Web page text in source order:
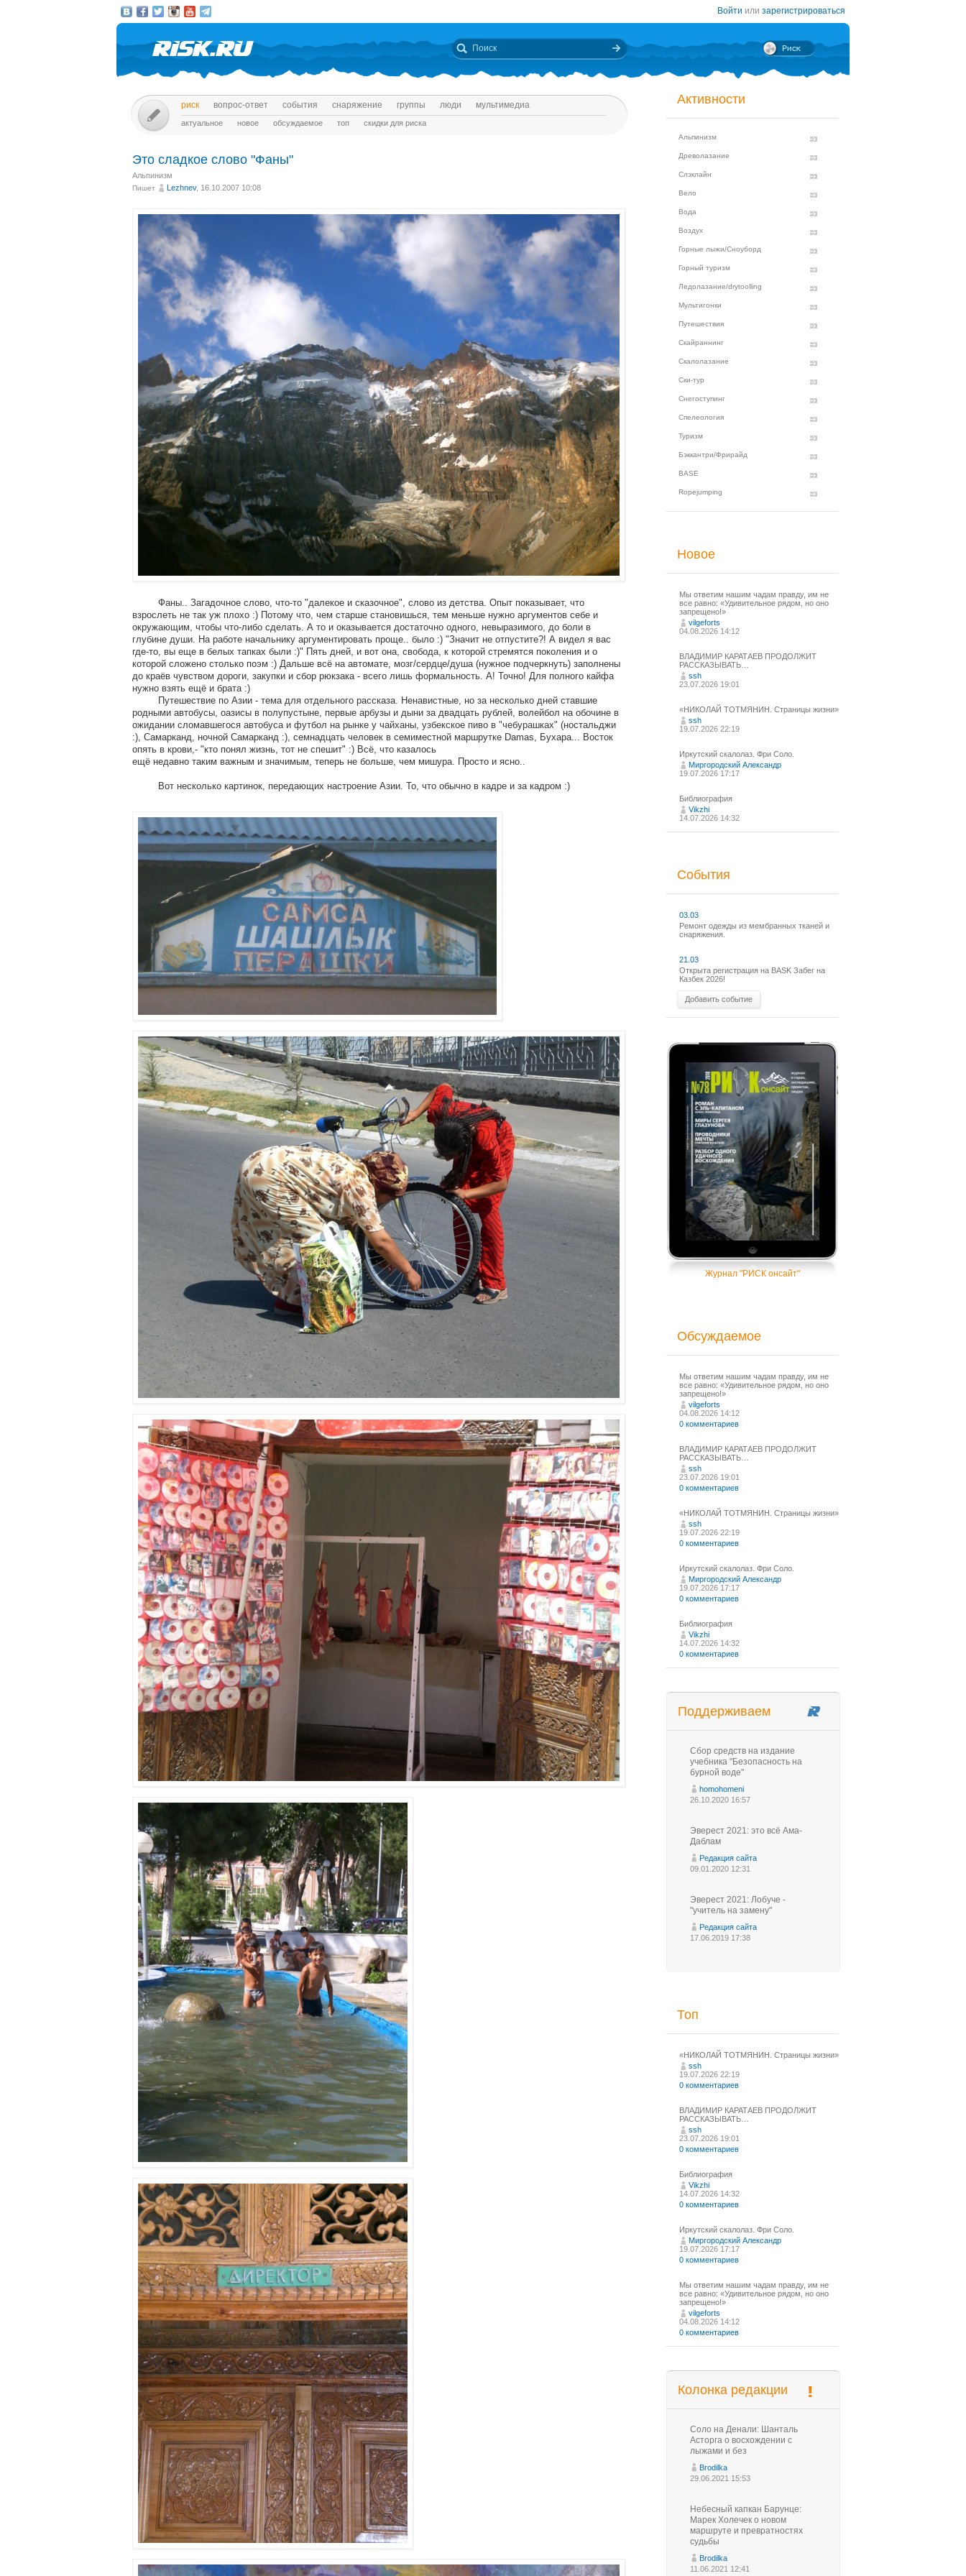
Войти или зарегистрироваться
риск вопрос-ответ события снаряжение группы люди мультимедиа
актуальное новое обсуждаемое топ скидки для риска
Это сладкое слово "Фаны"
Альпинизм
Пишет Lezhnev, 16.10.2007 10:08
Фаны.. Загадочное слово, что-то "далекое и сказочное", слово из детства. Опыт показывает, что
взрослеть не так уж плохо :) Потому что, чем старше становишься, тем меньше нужно аргументов себе и
окружающим, чтобы что-либо сделать. А то и оказывается достаточно одного, невыразимого, до боли в
глубине души. На работе начальнику аргументировать проще.. было :) "Значит не отпустите?! А видел я вас
где-то, вы еще в белых тапках были :)" Пять дней, и вот она, свобода, к которой стремятся поколения и о
которой сложено столько поэм :) Дальше всё на автомате, мозг/сердце/душа (нужное подчеркнуть) заполнены
до краёв чувством дороги, закупки и сбор рюкзака - всего лишь формальность. А! Точно! Для полного кайфа
нужно взять ещё и брата :)
Путешествие по Азии - тема для отдельного рассказа. Ненавистные, но за несколько дней ставшие
родными автобусы, оазисы в полупустыне, первые арбузы и дыни за двадцать рублей, волейбол на обочине в
ожидании сломавшегося автобуса и футбол на рынке у чайханы, узбекское пиво в "чебурашках" (ностальджи
:), Самарканд, ночной Самарканд :), семнадцать человек в семиместной маршрутке Damas, Бухара... Восток
опять в крови,- "кто понял жизнь, тот не спешит" :) Всё, что казалось
ещё недавно таким важным и значимым, теперь не больше, чем мишура. Просто и ясно..
Вот несколько картинок, передающих настроение Азии. То, что обычно в кадре и за кадром :)
Активности
Альпинизм
Древолазание
Слэклайн
Вело
Вода
Воздух
Горные лыжи/Сноуборд
Горный туризм
Ледолазание/drytoolling
Мультигонки
Путешествия
Скайраннинг
Скалолазание
Ски-тур
Снегоступинг
Спелеология
Туризм
Бэккантри/Фрирайд
BASE
Ropejumping
Новое
Мы ответим нашим чадам правду, им не
все равно: «Удивительное рядом, но оно
запрещено!»
vilgeforts
04.08.2026 14:12
ВЛАДИМИР КАРАТАЕВ ПРОДОЛЖИТ
РАССКАЗЫВАТЬ…
ssh
23.07.2026 19:01
«НИКОЛАЙ ТОТМЯНИН. Страницы жизни»
ssh
19.07.2026 22:19
Иркутский скалолаз. Фри Соло.
Миргородский Александр
19.07.2026 17:17
Библиография
Vikzhi
14.07.2026 14:32
События
03.03
Ремонт одежды из мембранных тканей и
снаряжения.
21.03
Открыта регистрация на BASK Забег на
Казбек 2026!
Добавить событие
Журнал "РИСК онсайт"
Обсуждаемое
Мы ответим нашим чадам правду, им не
все равно: «Удивительное рядом, но оно
запрещено!»
vilgeforts
04.08.2026 14:12
0 комментариев
ВЛАДИМИР КАРАТАЕВ ПРОДОЛЖИТ
РАССКАЗЫВАТЬ…
ssh
23.07.2026 19:01
0 комментариев
«НИКОЛАЙ ТОТМЯНИН. Страницы жизни»
ssh
19.07.2026 22:19
0 комментариев
Иркутский скалолаз. Фри Соло.
Миргородский Александр
19.07.2026 17:17
0 комментариев
Библиография
Vikzhi
14.07.2026 14:32
0 комментариев
Поддерживаем
Сбор средств на издание
учебника "Безопасность на
бурной воде"
homohomeni
26.10.2020 16:57
Эверест 2021: это всё Ама-
Даблам
Редакция сайта
09.01.2020 12:31
Эверест 2021: Лобуче -
"учитель на замену"
Редакция сайта
17.06.2019 17:38
Топ
«НИКОЛАЙ ТОТМЯНИН. Страницы жизни»
ssh
19.07.2026 22:19
0 комментариев
ВЛАДИМИР КАРАТАЕВ ПРОДОЛЖИТ
РАССКАЗЫВАТЬ…
ssh
23.07.2026 19:01
0 комментариев
Библиография
Vikzhi
14.07.2026 14:32
0 комментариев
Иркутский скалолаз. Фри Соло.
Миргородский Александр
19.07.2026 17:17
0 комментариев
Мы ответим нашим чадам правду, им не
все равно: «Удивительное рядом, но оно
запрещено!»
vilgeforts
04.08.2026 14:12
0 комментариев
Колонка редакции
Соло на Денали: Шанталь
Асторга о восхождении с
лыжами и без
Brodilka
29.06.2021 15:53
Небесный капкан Барунце:
Марек Холечек о новом
маршруте и превратностях
судьбы
Brodilka
11.06.2021 12:41